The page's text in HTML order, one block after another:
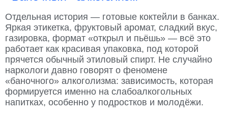
Отдельная история — готовые коктейли в банках.
Яркая этикетка, фруктовый аромат, сладкий вкус,
газировка, формат «открыл и пьёшь» — всё это
работает как красивая упаковка, под которой
прячется обычный этиловый спирт. Не случайно
наркологи давно говорят о феномене
«баночного» алкоголизма: зависимость, которая
формируется именно на слабоалкогольных
напитках, особенно у подростков и молодёжи.